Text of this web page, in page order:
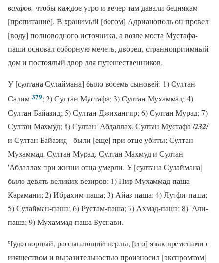
вакфов, чтобы каждое утро и вечер там давали беднякам
[пропитание]. В хранимый [богом] Адрианополь он провел
[воду] полноводного источника, а возле моста Мустафа-
паши основал соборную мечеть, дворец, странноприимный
дом и постоялый двор для путешественников.
У [султана Сулаймана] было восемь сыновей: 1) Султан
Салим 379; 2) Султан Мустафа; 3) Султан Мухаммад; 4)
Султан Байазид; 5) Султан Джихангир; 6) Султан Мурад; 7)
Султан Махмуд; 8) Султан 'Абдаллах. Султан Мустафа /232/
и Султан Байазид были [еще] при отце убиты; Султан
Мухаммад, Султан Мурад, Султан Махмуд и Султан
'Абдаллах при жизни отца умерли. У [султана Сулаймана]
было девять великих везиров: 1) Пир Мухаммад-паша
Карамани; 2) Ибрахим-паша; 3) Айаз-паша; 4) Лутфи-паша;
5) Сулайман-паша; 6) Рустам-паша; 7) Ахмад-паша; 8) 'Али-
паша; 9) Мухаммад-паша Буснави.
Чудотворный, рассыпающий перлы, [его] язык временами с
изяществом и выразительностью произносил [экспромтом]